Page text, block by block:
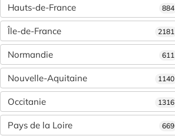
Hauts-de-France 884
Île-de-France 2181
Normandie 611
Nouvelle-Aquitaine 1140
Occitanie 1316
Pays de la Loire 669